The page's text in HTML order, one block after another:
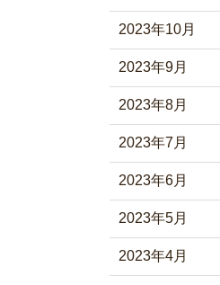
2023年10月
2023年9月
2023年8月
2023年7月
2023年6月
2023年5月
2023年4月